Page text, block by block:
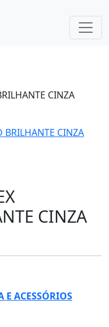
CINZA
CINZA
E ACESSÓRIOS